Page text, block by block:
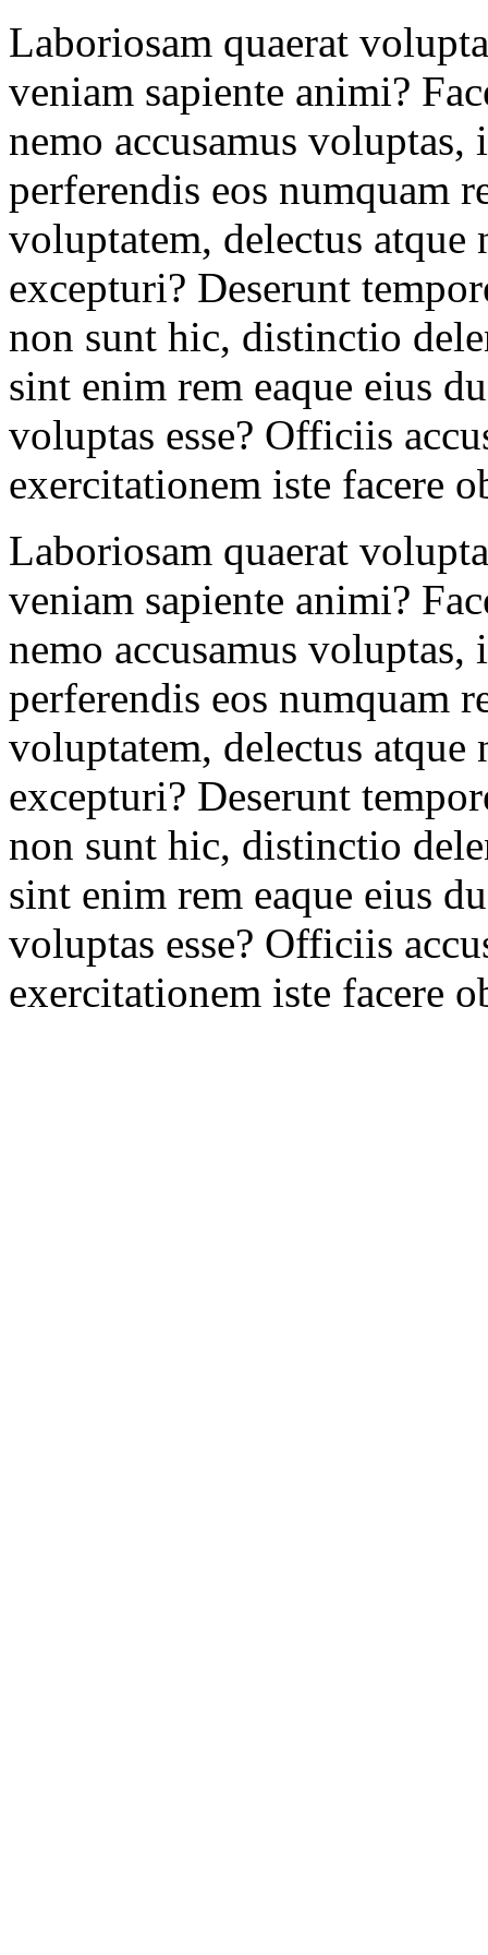
Laboriosam quaerat
veniam sapiente animi?
nemo accusamus
perferendis eos numquam
voluptatem, delectus atque
excepturi? Deserunt
non sunt hic, distinctio
sint enim rem eaque eius
voluptas esse? Officiis
exercitationem iste facere
Laboriosam quaerat
veniam sapiente animi?
nemo accusamus
perferendis eos numquam
voluptatem, delectus atque
excepturi? Deserunt
non sunt hic, distinctio
sint enim rem eaque eius
voluptas esse? Officiis
exercitationem iste facere